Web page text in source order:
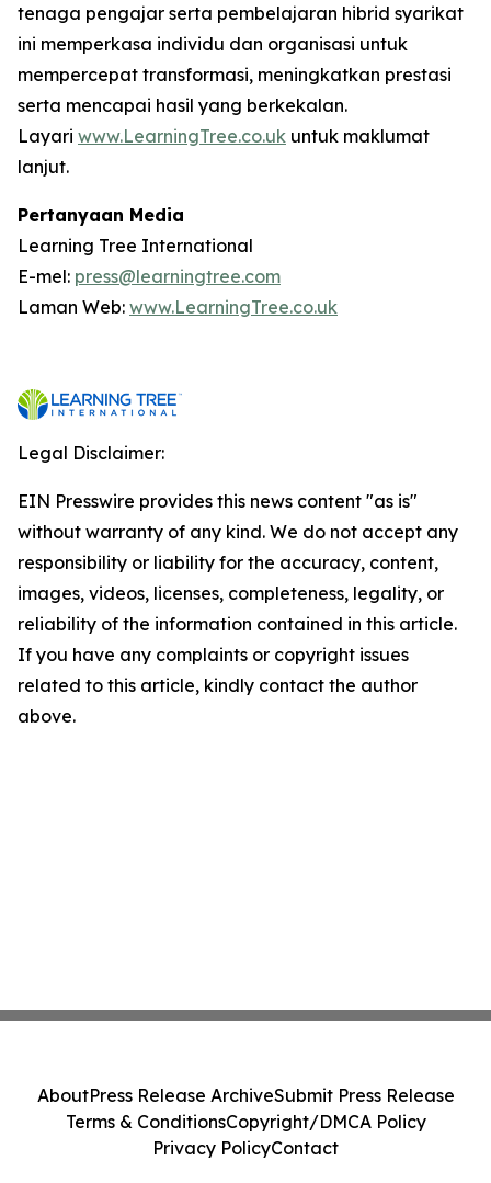
tenaga pengajar serta pembelajaran hibrid syarikat
ini memperkasa individu dan organisasi untuk
mempercepat transformasi, meningkatkan prestasi
serta mencapai hasil yang berkekalan.
Layari www.LearningTree.co.uk untuk maklumat
lanjut.
Pertanyaan Media
Learning Tree International
E-mel: press@learningtree.com
Laman Web: www.LearningTree.co.uk
Legal Disclaimer:
EIN Presswire provides this news content "as is"
without warranty of any kind. We do not accept any
responsibility or liability for the accuracy, content,
images, videos, licenses, completeness, legality, or
reliability of the information contained in this article.
If you have any complaints or copyright issues
related to this article, kindly contact the author
above.
AboutPress Release ArchiveSubmit Press Release
Terms & ConditionsCopyright/DMCA Policy
Privacy PolicyContact